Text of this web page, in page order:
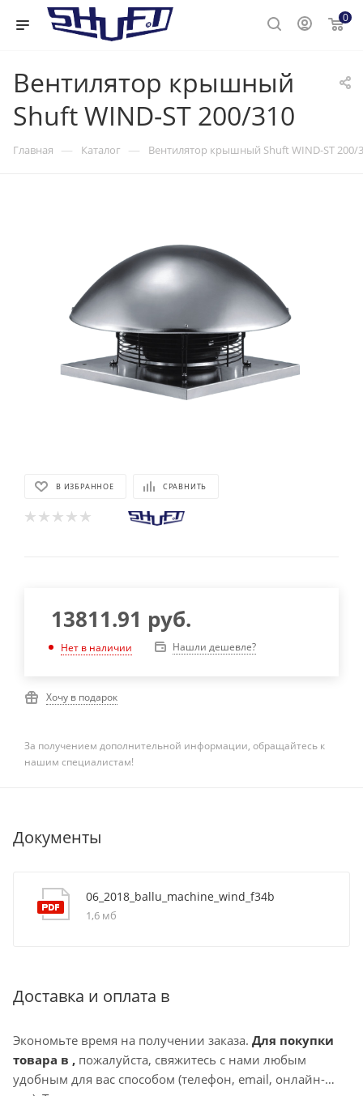
0
Вентилятор крышный
Shuft WIND-ST 200/310
Главная — Каталог — Вентилятор крышный Shuft WIND-ST 200/
В ИЗБРАННОЕ СРАВНИТЬ
13811.91 руб.
Нет в наличии Нашли дешевле?
Хочу в подарок
За получением дополнительной информации, обращайтесь к
нашим специалистам!
Документы
06_2018_ballu_machine_wind_f34b
1,6 мб
Доставка и оплата в
Экономьте время на получении заказа. Для покупки
товара в , пожалуйста, свяжитесь с нами любым
удобным для вас способом (телефон, email, онлайн-